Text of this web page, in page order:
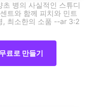
병의 사실적인 스튜디
트와 함께 피치와 민트
, 최소한의 소품 --ar 3:2
료로 만들기